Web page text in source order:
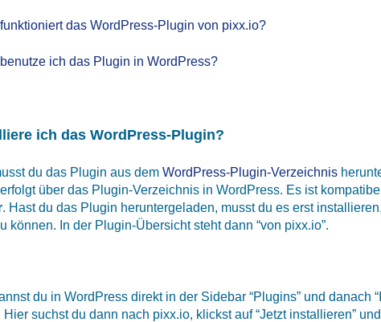
das WordPress-Plugin von pixx.io?
ich das Plugin in WordPress?
ich das WordPress-Plugin?
du das Plugin aus dem WordPress-Plugin-Verzeichnis
über das Plugin-Verzeichnis in WordPress. Es ist
. Hast du das Plugin heruntergeladen, musst du es erst
können. In der Plugin-Übersicht steht dann “von pixx.io”.
du in WordPress direkt in der Sidebar “Plugins” und danach
suchst du dann nach pixx.io, klickst auf “Jetzt installieren”